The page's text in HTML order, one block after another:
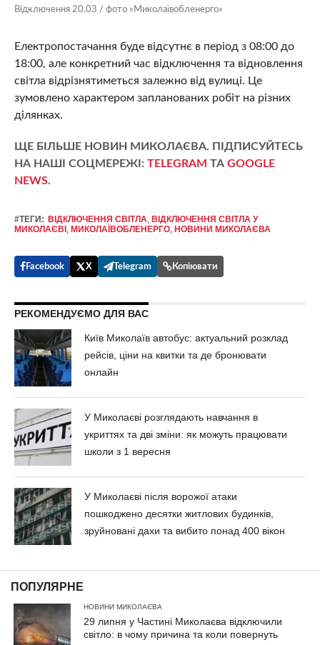
Відключення 20.03 / фото «Миколаївобленерго»
Електропостачання буде відсутнє в період з 08:00 до
18:00, але конкретний час відключення та відновлення
світла відрізнятиметься залежно від вулиці. Це
зумовлено характером запланованих робіт на різних
ділянках.
ЩЕ БІЛЬШЕ НОВИН МИКОЛАЄВА. ПІДПИСУЙТЕСЬ
НА НАШІ СОЦМЕРЕЖІ: TELEGRAM ТА GOOGLE
NEWS.
#ТЕГИ: ВІДКЛЮЧЕННЯ СВІТЛА, ВІДКЛЮЧЕННЯ СВІТЛА У
МИКОЛАЄВІ , МИКОЛАЇВОБЛЕНЕРГО, НОВИНИ МИКОЛАЄВА
Facebook X Telegram Копіювати
РЕКОМЕНДУЄМО ДЛЯ ВАС
Київ Миколаїв автобус: актуальний розклад
рейсів, ціни на квитки та де бронювати
онлайн
У Миколаєві розглядають навчання в
укриттях та дві зміни: як можуть працювати
школи з 1 вересня
У Миколаєві після ворожої атаки
пошкоджено десятки житлових будинків,
зруйновані дахи та вибито понад 400 вікон
ПОПУЛЯРНЕ
НОВИНИ МИКОЛАЄВА
29 липня у Частині Миколаєва відключили
світло: в чому причина та коли повернуть